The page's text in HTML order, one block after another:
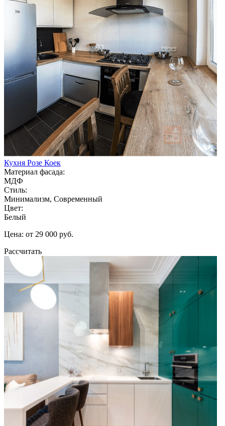
Кухня Розе Коек
Материал фасада:
МДФ
Стиль:
Минимализм, Современный
Цвет:
Белый
Цена: от 29 000 руб.
Рассчитать